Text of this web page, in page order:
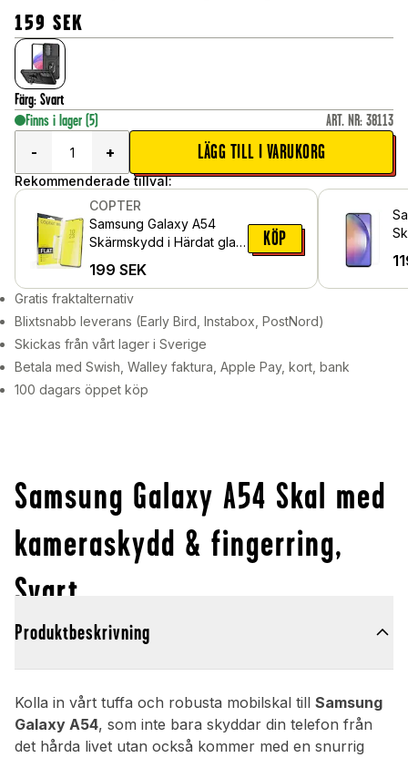
159 SEK
Färg: Svart
Finns i lager (5) ART. NR: 38113
-
+ LÄGG TILL I VARUKORG
Rekommenderade tillval:
COPTER
Samsung Galaxy A54
Skärmskydd i Härdat glas
199 SEK
KÖP
Gratis fraktalternativ
Blixtsnabb leverans (Early Bird, Instabox, PostNord)
Skickas från vårt lager i Sverige
Betala med Swish, Walley faktura, Apple Pay, kort, bank
100 dagars öppet köp
Samsung Galaxy A54 Skal med
kameraskydd & fingerring,
Svart
Produktbeskrivning
Kolla in vårt tuffa och robusta mobilskal till Samsung
Galaxy A54, som inte bara skyddar din telefon från
det hårda livet utan också kommer med en snurrig